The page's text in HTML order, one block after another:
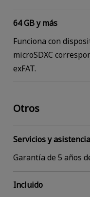
64 GB y más
Funciona con
microSDXC
exFAT.
Otros
Servicios y asistencia
Garantía de 5 años
Incluido